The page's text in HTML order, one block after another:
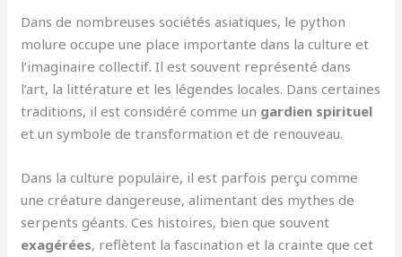
Dans de nombreuses sociétés asiatiques, le python
molure occupe une place importante dans la culture et
l’imaginaire collectif. Il est souvent représenté dans
l’art, la littérature et les légendes locales. Dans certaines
traditions, il est considéré comme un gardien spirituel
et un symbole de transformation et de renouveau.
Dans la culture populaire, il est parfois perçu comme
une créature dangereuse, alimentant des mythes de
serpents géants. Ces histoires, bien que souvent
exagérées, reflètent la fascination et la crainte que cet